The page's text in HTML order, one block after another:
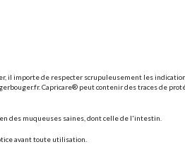
il importe de respecter scrupuleusement les
Capricare® peut contenir des traces de
des muqueuses saines, dont celle de l'intestin.
avant toute utilisation.